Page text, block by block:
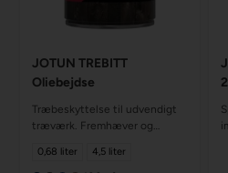
JOTUN TREBITT
Oliebejdse
Træbeskyttelse til udvendigt
træværk. Fremhæver og
udseende
0,68 liter 4,5 liter